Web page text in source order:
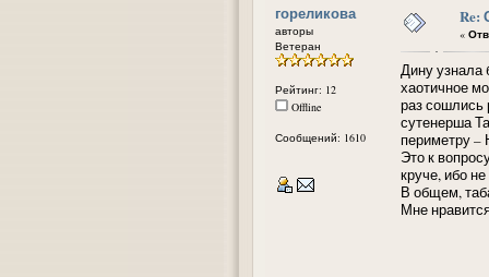
гореликова
авторы
Ветеран
Рейтинг: 12
Offline
Сообщений: 1610
Re:
«
Дину узнала
хаотичное
раз сошлись
сутенерша
периметру
Это к
круче, ибо
В общем,
Мне